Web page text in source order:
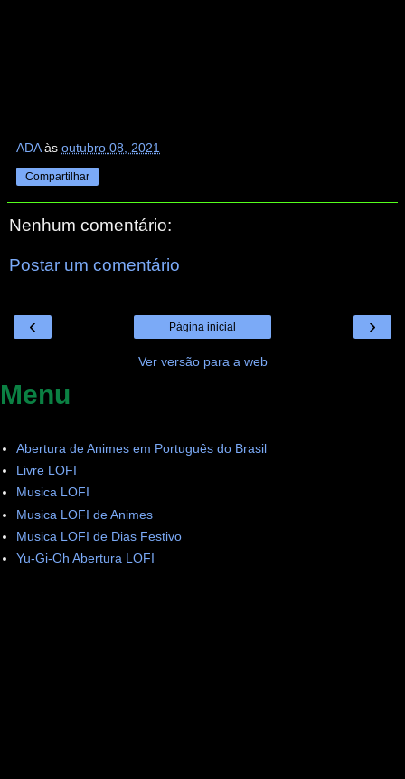
ADA às outubro 08, 2021
Compartilhar
Nenhum comentário:
Postar um comentário
‹ ›
Página inicial
Ver versão para a web
Menu
Abertura de Animes em Português do Brasil
Livre LOFI
Musica LOFI
Musica LOFI de Animes
Musica LOFI de Dias Festivo
Yu-Gi-Oh Abertura LOFI